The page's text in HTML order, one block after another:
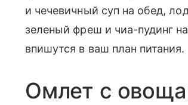
и чечевичный суп на обед,
зеленый фреш и чиа-пудинг
впишутся в ваш план питания.
Омлет с